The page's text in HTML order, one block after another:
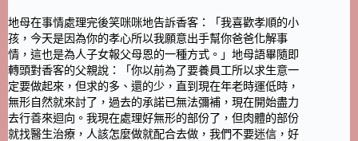
地母在事情處理完後笑咪咪地告訴香客：「我喜歡孝順的小
孩，今天是因為你的孝心所以我願意出手幫你爸爸化解事
情，這也是為人子女報父母恩的一種方式。」地母語畢隨即
轉頭對香客的父親說：「你以前為了要養員工所以求生意一
定要做起來，但求的多、還的少，直到現在年老時運低時，
無形自然就來討了，過去的承諾已無法彌補，現在開始盡力
去行善來迴向。我現在處理好無形的部份了，但肉體的部份
就找醫生治療，人該怎麼做就配合去做，我們不要迷信，好